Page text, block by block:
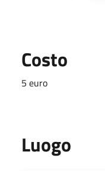
Costo
5 euro
Luogo